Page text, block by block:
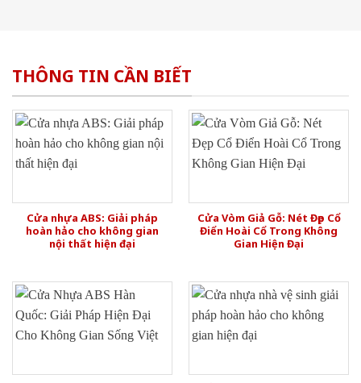
THÔNG TIN CẦN BIẾT
Cửa nhựa ABS: Giải pháp
hoàn hảo cho không gian
nội thất hiện đại
Cửa Vòm Giả Gỗ: Nét Đẹp Cổ
Điển Hoài Cổ Trong Không
Gian Hiện Đại